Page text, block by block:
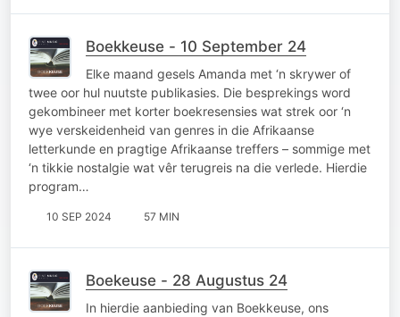
Boekkeuse - 10 September 24
Elke maand gesels Amanda met ‘n skrywer of
twee oor hul nuutste publikasies. Die besprekings word
gekombineer met korter boekresensies wat strek oor ‘n
wye verskeidenheid van genres in die Afrikaanse
letterkunde en pragtige Afrikaanse treffers – sommige met
‘n tikkie nostalgie wat vêr terugreis na die verlede. Hierdie
program…
10 SEP 2024 57 MIN
Boekeuse - 28 Augustus 24
In hierdie aanbieding van Boekkeuse, ons